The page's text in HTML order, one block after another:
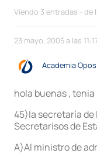
Viendo 3 entradas - de
23 mayo, 2005 a las
Academia
hola buenas ,
45)la secretaría de
Secretarisos de
A)Al ministro de